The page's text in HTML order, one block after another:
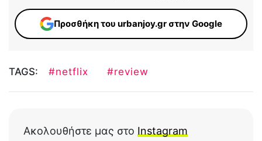
Προσθήκη του urbanjoy.gr στην Google
TAGS: #netflix #review
Ακολουθήστε μας στο Instagram